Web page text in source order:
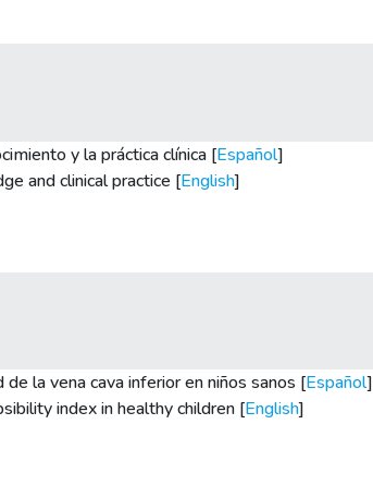
y la práctica clínica [Español]
and clinical practice [English]
la vena cava inferior en niños sanos [Español]
index in healthy children [English]